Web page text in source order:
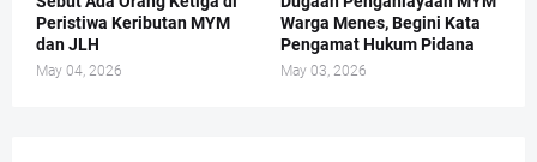
Peristiwa Keributan MYM
dan JLH
May 04, 2026
Warga Menes, Begini Kata
Pengamat Hukum Pidana
May 03, 2026